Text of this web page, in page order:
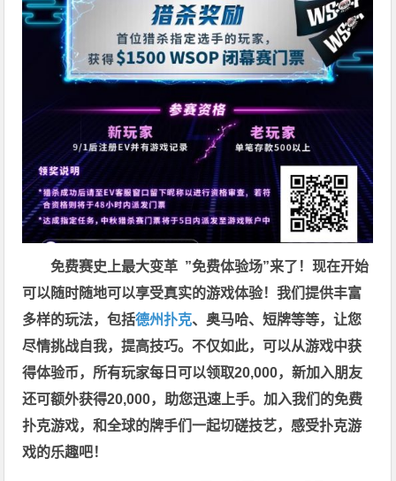
免费赛史上最大变革 ”免费体验场”来了！现在开始
可以随时随地可以享受真实的游戏体验！我们提供丰富
多样的玩法，包括德州扑克、奥马哈、短牌等等，让您
尽情挑战自我，提高技巧。不仅如此， 可以从游戏中获
得体验币，所有玩家每日可以领取20,000，新加入朋友
还可额外获得20,000，助您迅速上手。加入我们的免费
扑克游戏，和全球的牌手们一起切磋技艺，感受扑克游
戏的乐趣吧！